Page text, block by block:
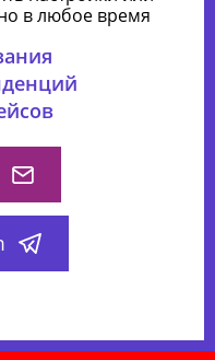
в любое время